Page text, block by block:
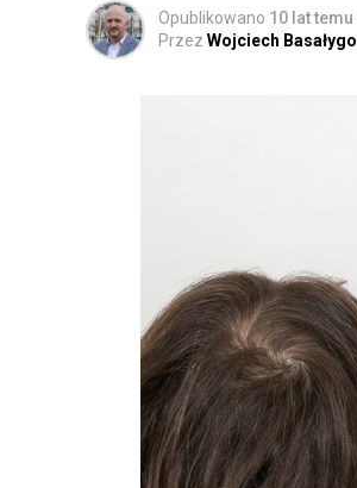
Opublikowano 10 lat temu
Przez Wojciech Basałygo